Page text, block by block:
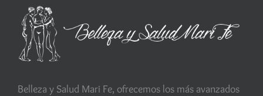
Belleza y Salud Mari Fe, ofrecemos los más avanzados